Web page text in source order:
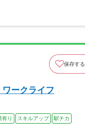
保存する
ワークライフ
有り スキルアップ
駅チカ